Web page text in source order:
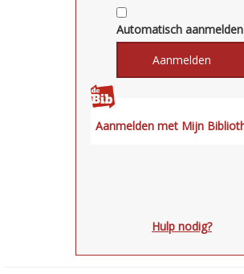
Automatisch aanmelden
Hulp nodig?